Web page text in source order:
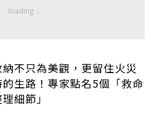
納不只為美觀，更留住火災
的生路！專家點名5個「救命
細節」